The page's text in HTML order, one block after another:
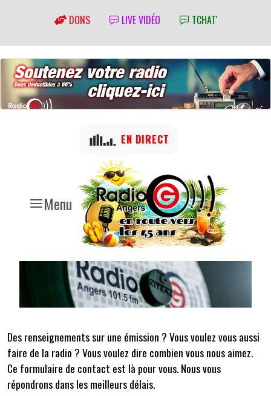
DONS LIVE VIDÉO TCHAT'
Menu
EN DIRECT
Des renseignements sur une émission ? Vous voulez vous aussi
faire de la radio ? Vous voulez dire combien vous nous aimez.
Ce formulaire de contact est là pour vous. Nous vous
répondrons dans les meilleurs délais.